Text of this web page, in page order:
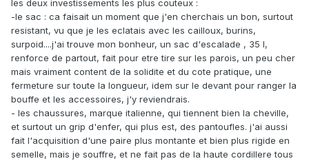
les deux investissements les plus couteux :
-le sac : ca faisait un moment que j'en cherchais un bon, surtout
resistant, vu que je les eclatais avec les cailloux, burins,
surpoid....j'ai trouve mon bonheur, un sac d'escalade , 35 l,
renforce de partout, fait pour etre tire sur les parois, un peu cher
mais vraiment content de la solidite et du cote pratique, une
fermeture sur toute la longueur, idem sur le devant pour ranger la
bouffe et les accessoires, j'y reviendrais.
- les chaussures, marque italienne, qui tiennent bien la cheville,
et surtout un grip d'enfer, qui plus est, des pantoufles. j'ai aussi
fait l'acquisition d'une paire plus montante et bien plus rigide en
semelle, mais je souffre, et ne fait pas de la haute cordillere tous